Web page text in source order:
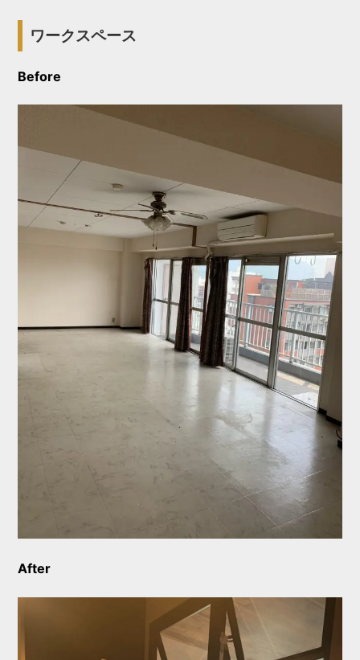
ワークスペース
Before
After